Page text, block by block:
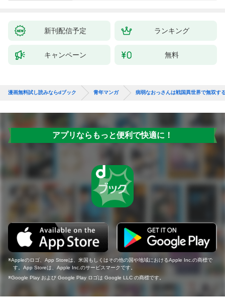
新刊配信予定 ランキング
キャンペーン 無料
漫画無料試し読みならdブック 青年マンガ 病弱なおっさんは戦国異世界で無双す
アプリならもっと便利で快適に！
Appleのロゴ、App Storeは、米国もしくはその他の国や地域におけるApple Inc.の商標で
す。App Storeは、Apple Inc.のサービスマークです。
Google Play および Google Play ロゴは Google LLC の商標です。